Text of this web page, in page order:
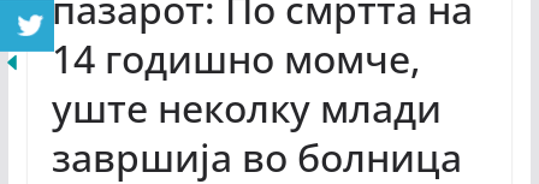
14 годишно момче,
уште неколку млади
завршија во болница